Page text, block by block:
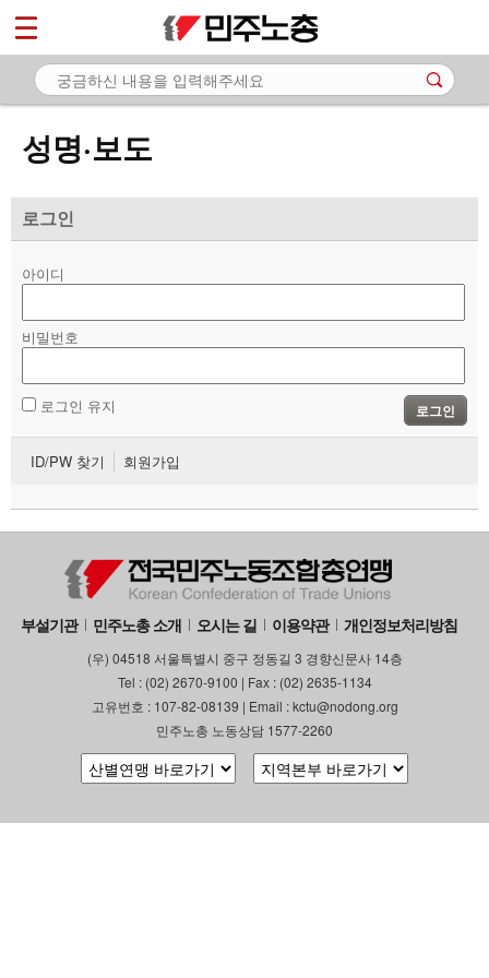
성명·보도
로그인
아이디
비밀번호
로그인 유지 로그인
ID/PW 찾기 회원가입
부설기관 민주노총 소개 오시는 길 이용약관 개인정보처리방침
(우) 04518 서울특별시 중구 정동길 3 경향신문사 14층
Tel : (02) 2670-9100 | Fax : (02) 2635-1134
고유번호 : 107-82-08139 | Email : kctu@nodong.org
민주노총 노동상담 1577-2260
마이페이지
소개
- 공지사항
- 성명·보도
자료
부설기관
업무